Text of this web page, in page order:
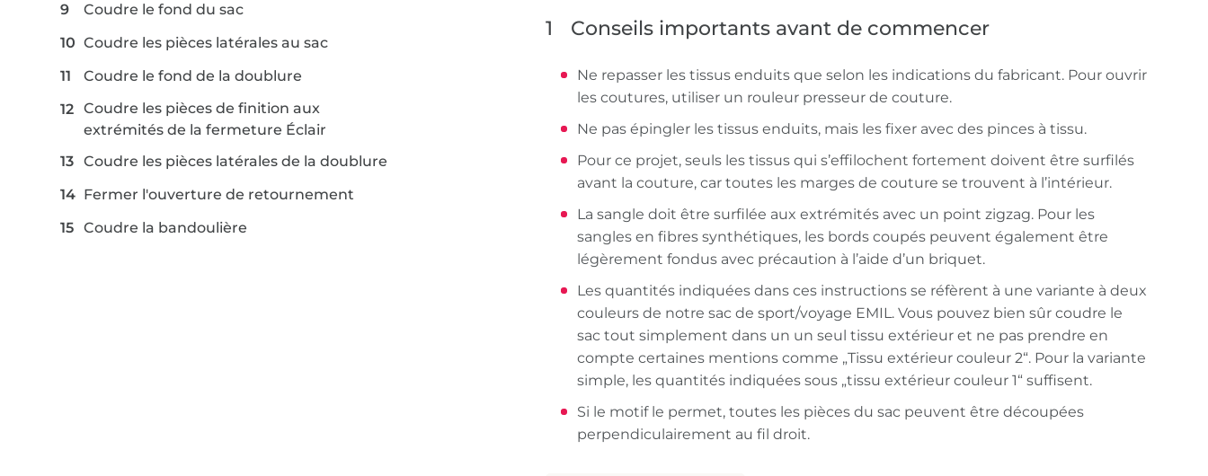
Coudre le fond du sac
Coudre les pièces latérales au sac
Coudre le fond de la doublure
Coudre les pièces de finition aux
extrémités de la fermeture Éclair
Coudre les pièces latérales de la doublure
Fermer l'ouverture de retournement
Coudre la bandoulière
1 Conseils importants avant de commencer
Ne repasser les tissus enduits que selon les indications du fabricant. Pour ouvrir
les coutures, utiliser un rouleur presseur de couture.
Ne pas épingler les tissus enduits, mais les fixer avec des pinces à tissu.
Pour ce projet, seuls les tissus qui s’effilochent fortement doivent être surfilés
avant la couture, car toutes les marges de couture se trouvent à l’intérieur.
La sangle doit être surfilée aux extrémités avec un point zigzag. Pour les
sangles en fibres synthétiques, les bords coupés peuvent également être
légèrement fondus avec précaution à l’aide d’un briquet.
Les quantités indiquées dans ces instructions se réfèrent à une variante à deux
couleurs de notre sac de sport/voyage EMIL. Vous pouvez bien sûr coudre le
sac tout simplement dans un un seul tissu extérieur et ne pas prendre en
compte certaines mentions comme „Tissu extérieur couleur 2“. Pour la variante
simple, les quantités indiquées sous „tissu extérieur couleur 1“ suffisent.
Si le motif le permet, toutes les pièces du sac peuvent être découpées
perpendiculairement au fil droit.